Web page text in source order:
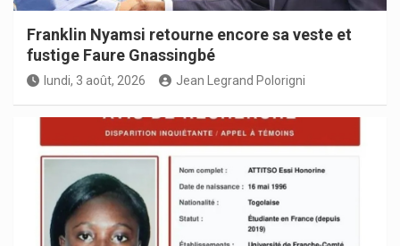
Franklin Nyamsi retourne encore sa veste et
fustige Faure Gnassingbé
lundi, 3 août, 2026 Jean Legrand Polorigni